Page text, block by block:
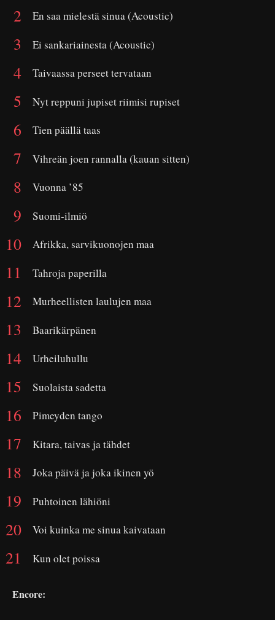
En saa mielestä sinua (Acoustic)
Ei sankariainesta (Acoustic)
Taivaassa perseet tervataan
Nyt reppuni jupiset riimisi rupiset
Tien päällä taas
Vihreän joen rannalla (kauan sitten)
Vuonna ’85
Suomi-ilmiö
Afrikka, sarvikuonojen maa
Tahroja paperilla
Murheellisten laulujen maa
Baarikärpänen
Urheiluhullu
Suolaista sadetta
Pimeyden tango
Kitara, taivas ja tähdet
Joka päivä ja joka ikinen yö
Puhtoinen lähiöni
Voi kuinka me sinua kaivataan
Kun olet poissa
Encore: